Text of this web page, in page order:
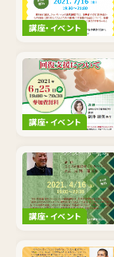
講座・イベント
講座・イベント
講座・イベント